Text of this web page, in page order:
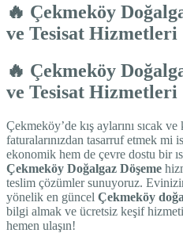
🔥 Çekmeköy
ve Tesisat Hizmetleri
🔥 Çekmeköy
ve Tesisat Hizmetleri
Çekmeköy’de kış aylarını sıcak
faturalarınızdan tasarruf etmek mi
ekonomik hem de çevre dostu bir
Çekmeköy Doğalgaz Döşeme
teslim çözümler sunuyoruz.
yönelik en güncel Çekmeköy
bilgi almak ve ücretsiz keşif
hemen ulaşın!